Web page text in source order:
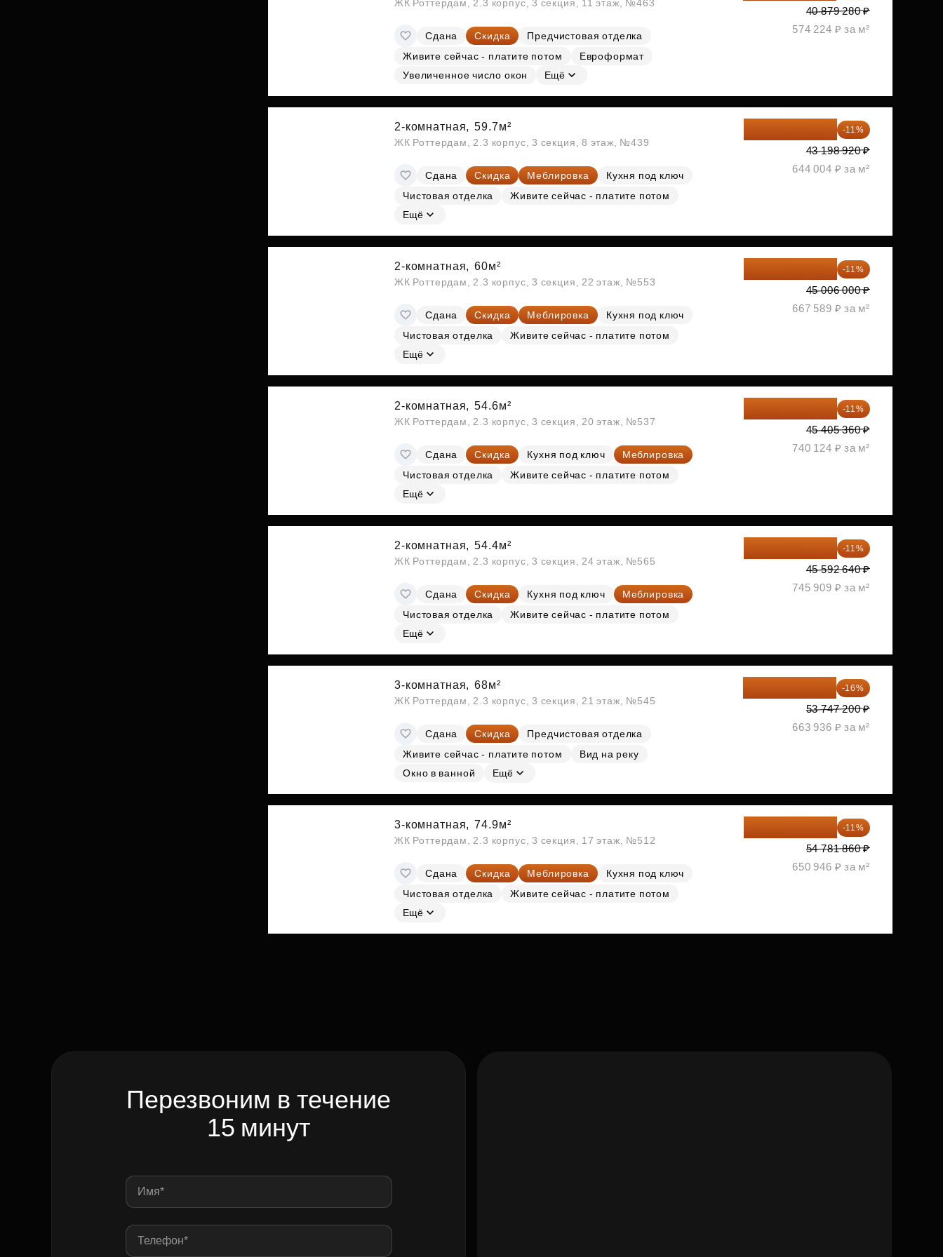
ЖК Роттердам, 2.3 корпус, 3 секция, 11 этаж, №463
Сдана Скидка
Предчистовая отделка
Живите сейчас - платите потом
Евроформат
Увеличенное число окон
Ещё
40 879 280 ₽
574 224 ₽ за м²
2-комнатная, 59.7м²
ЖК Роттердам, 2.3 корпус, 3 секция, 8 этаж, №439
Сдана Скидка Меблировка
Кухня под ключ
Чистовая отделка
Живите сейчас - платите потом
Ещё
-11%
43 198 920 ₽
644 004 ₽ за м²
2-комнатная, 60м²
ЖК Роттердам, 2.3 корпус, 3 секция, 22 этаж, №553
Сдана Скидка Меблировка
Кухня под ключ
Чистовая отделка
Живите сейчас - платите потом
Ещё
-11%
45 006 000 ₽
667 589 ₽ за м²
2-комнатная, 54.6м²
ЖК Роттердам, 2.3 корпус, 3 секция, 20 этаж, №537
Сдана Скидка Кухня под ключ
Меблировка
Чистовая отделка
Живите сейчас - платите потом
Ещё
-11%
45 405 360 ₽
740 124 ₽ за м²
2-комнатная, 54.4м²
ЖК Роттердам, 2.3 корпус, 3 секция, 24 этаж, №565
Сдана Скидка Кухня под ключ
Меблировка
Чистовая отделка
Живите сейчас - платите потом
Ещё
-11%
45 592 640 ₽
745 909 ₽ за м²
3-комнатная, 68м²
ЖК Роттердам, 2.3 корпус, 3 секция, 21 этаж, №545
Сдана Скидка
Предчистовая отделка
Живите сейчас - платите потом
Вид на реку
Окно в ванной
Ещё
-16%
53 747 200 ₽
663 936 ₽ за м²
3-комнатная, 74.9м²
ЖК Роттердам, 2.3 корпус, 3 секция, 17 этаж, №512
Сдана Скидка Меблировка
Кухня под ключ
Чистовая отделка
Живите сейчас - платите потом
Ещё
-11%
54 781 860 ₽
650 946 ₽ за м²
Перезвоним в течение
15 минут